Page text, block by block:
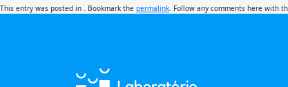
This entry was posted in . Bookmark the permalink . Follow any comments here with